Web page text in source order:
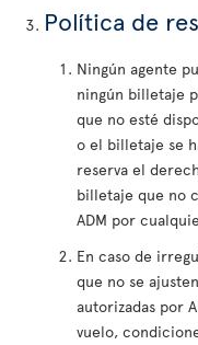
Política de
Ningún agente
ningún billetaje
que no esté
o el billetaje se
reserva el
billetaje que no
ADM por
En caso de
que no se
autorizadas por
vuelo,